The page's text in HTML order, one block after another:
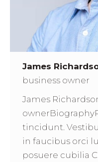
James
business owner
James
tincidunt.
in faucibus orci
posuere cubilia